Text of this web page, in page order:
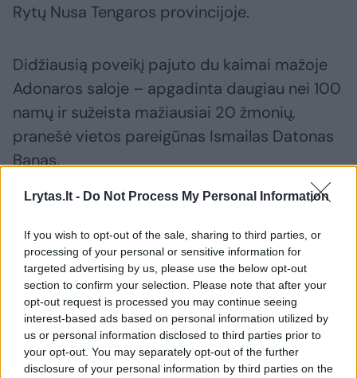
Lrytas.lt - Do Not Process My Personal Information
If you wish to opt-out of the sale, sharing to third parties, or
processing of your personal or sensitive information for
targeted advertising by us, please use the below opt-out
section to confirm your selection. Please note that after your
opt-out request is processed you may continue seeing
interest-based ads based on personal information utilized by
us or personal information disclosed to third parties prior to
your opt-out. You may separately opt-out of the further
disclosure of your personal information by third parties on the
Rytų Nusa Tengaros provincijoje.
Didžiausią poveikį pajuto du kaimai mažoje
Adonaros saloje – apgadinta daugiau nei 100
namų ir sužeista mažiausiai 20 žmonių,
pranešė vietos pareigūnas Ismailas Datonas
Banas.
kaimynines šalis dėl jų padėties Ramiojo
vandenyno Ugnies žiede – intensyvaus
seisminio aktyvumo zonoje, nusidriekusioje
nuo Japonijos per Pietryčių Aziją ir Ramiojo
vandenyno baseiną.